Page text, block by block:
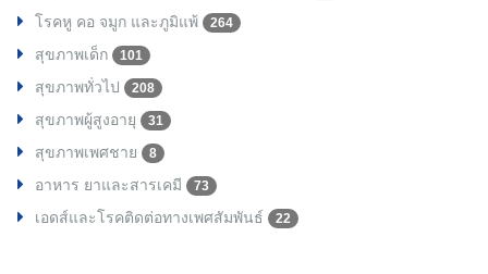
โรคหู คอ จมูก และภูมิแพ้ 264
สุขภาพเด็ก 101
สุขภาพทั่วไป 208
สุขภาพผู้สูงอายุ 31
สุขภาพเพศชาย 8
อาหาร ยาและสารเคมี 73
เอดส์และโรคติดต่อทางเพศสัมพันธ์ 22